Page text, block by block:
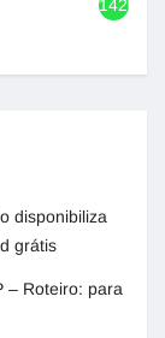
1420
disponibiliza
grátis
– Roteiro: para